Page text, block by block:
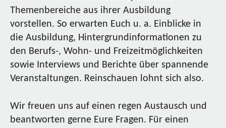
Themenbereiche aus ihrer Ausbildung
vorstellen. So erwarten Euch u. a. Einblicke in
die Ausbildung, Hintergrundinformationen zu
den Berufs-, Wohn- und Freizeitmöglichkeiten
sowie Interviews und Berichte über spannende
Veranstaltungen. Reinschauen lohnt sich also.
Wir freuen uns auf einen regen Austausch und
beantworten gerne Eure Fragen. Für einen